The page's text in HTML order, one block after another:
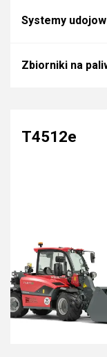
Systemy
Zbiorniki na
T4512e